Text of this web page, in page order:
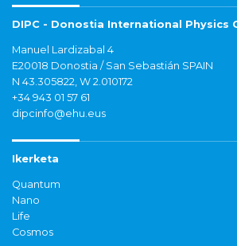
DIPC - Donostia International Physics
Manuel Lardizabal 4
E20018 Donostia / San Sebastián SPAIN
N 43.305822, W 2.010172
+34 943 01 57 61
dipcinfo@ehu.eus
Ikerketa
Quantum
Nano
Life
Cosmos